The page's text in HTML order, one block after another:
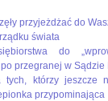
przyjeżdżać do
świata
do
przegranej w Sądzie
tych, którzy jeszcze
przypominająca